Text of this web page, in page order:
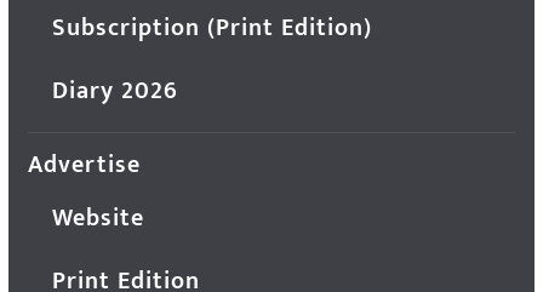
Subscription (Print Edition)
Diary 2026
Advertise
Website
Print Edition